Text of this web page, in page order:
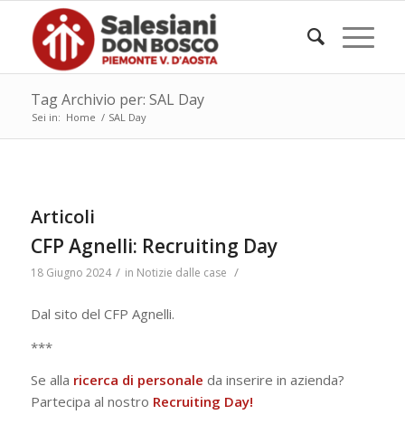
Tag Archivio per: SAL Day
Sei in: Home / SAL Day
Articoli
CFP Agnelli: Recruiting Day
18 Giugno 2024 / in Notizie dalle case /
Dal sito del CFP Agnelli.
***
Se alla ricerca di personale da inserire in azienda?
Partecipa al nostro Recruiting Day!